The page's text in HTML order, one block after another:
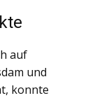
auf
und
konnte